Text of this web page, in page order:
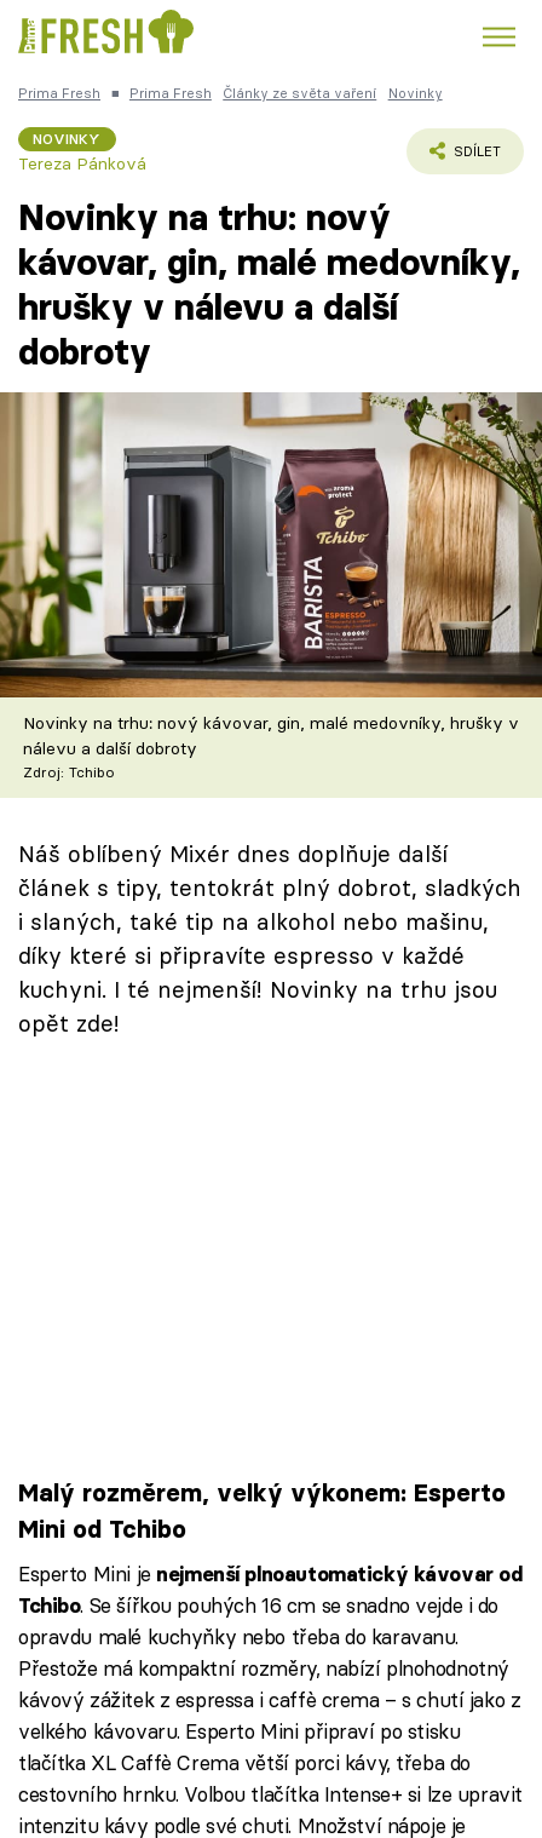
Česká kuchyně
Témata
Recepty
Články
TV Program
Škola vaření
Recepty z TV
Speciál: Cuketa
Těhotnej kuchař
Sledujte prima+
Přihlášení
Sledujte nás
Prima Fresh ■ Prima Fresh Články ze světa vaření Novinky
NOVINKY
Tereza Pánková
SDÍLET
Novinky na trhu: nový
kávovar, gin, malé medovníky,
hrušky v nálevu a další
dobroty
Novinky na trhu: nový kávovar, gin, malé medovníky, hrušky v
nálevu a další dobroty
Zdroj: Tchibo
Náš oblíbený Mixér dnes doplňuje další
článek s tipy, tentokrát plný dobrot, sladkých
i slaných, také tip na alkohol nebo mašinu,
díky které si připravíte espresso v každé
kuchyni. I té nejmenší! Novinky na trhu jsou
opět zde!
Malý rozměrem, velký výkonem: Esperto
Mini od Tchibo
Esperto Mini je nejmenší plnoautomatický kávovar od
Tchibo. Se šířkou pouhých 16 cm se snadno vejde i do
opravdu malé kuchyňky nebo třeba do karavanu.
Přestože má kompaktní rozměry, nabízí plnohodnotný
kávový zážitek z espressa i caffè crema – s chutí jako z
velkého kávovaru. Esperto Mini připraví po stisku
tlačítka XL Caffè Crema větší porci kávy, třeba do
cestovního hrnku. Volbou tlačítka Intense+ si lze upravit
intenzitu kávy podle své chuti. Množství nápoje je